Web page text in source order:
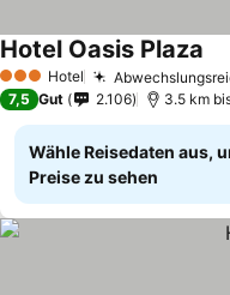
3 SterneHotel
Hotel Oasis Plaza
7,5 Gut 2.106 3.5 km
Wähle Reisedaten aus,
Preise zu sehen